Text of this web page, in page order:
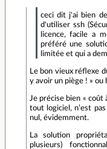
ceci dit j'ai bien
d'utiliser ssh
licence, facile a
préféré une
limitée et qui a
Le bon vieux réflexe
y avoir un piège ! » ou
Je précise bien « coût
tout logiciel, n’est
nul, évidemment.
La solution
plusieurs)